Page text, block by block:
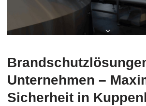
Unternehmen –
Sicherheit in